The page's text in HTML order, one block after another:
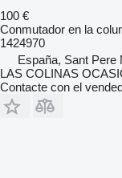
100 €
Conmutador en la
1424970
España, Sant Pere
LAS COLINAS
Contacte con el